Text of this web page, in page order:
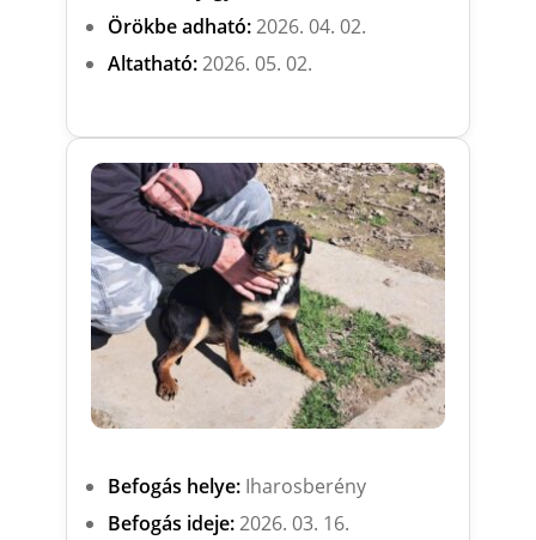
Örökbe adható:2026. 04. 02.
Altatható:2026. 05. 02.
Befogás helye:Iharosberény
Befogás ideje:2026. 03. 16.